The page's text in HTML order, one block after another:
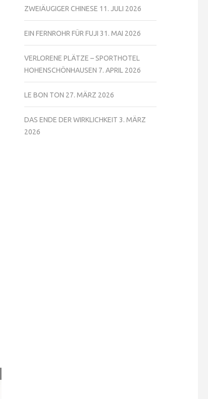
ZWEIÄUGIGER CHINESE 11. JULI 2026
EIN FERNROHR FÜR FUJI 31. MAI 2026
VERLORENE PLÄTZE – SPORTHOTEL
HOHENSCHÖNHAUSEN 7. APRIL 2026
LE BON TON 27. MÄRZ 2026
DAS ENDE DER WIRKLICHKEIT 3. MÄRZ
2026